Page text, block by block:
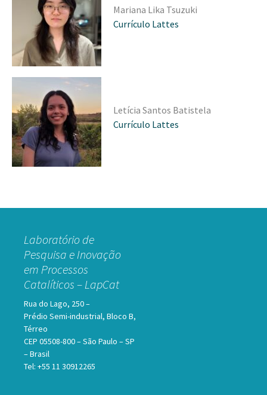
Mariana Lika Tsuzuki
Currículo Lattes
Letícia Santos Batistela
Currículo Lattes
Laboratório de
Pesquisa e Inovação
em Processos
Catalíticos – LapCat
Rua do Lago, 250 –
Prédio Semi-industrial, Bloco B,
Térreo
CEP 05508-800 – São Paulo – SP
– Brasil
Tel: +55 11 30912265